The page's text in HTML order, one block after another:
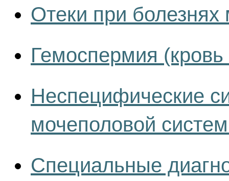
Отеки при
Гемоспермия
Неспецифические
мочеполовой
Специальные